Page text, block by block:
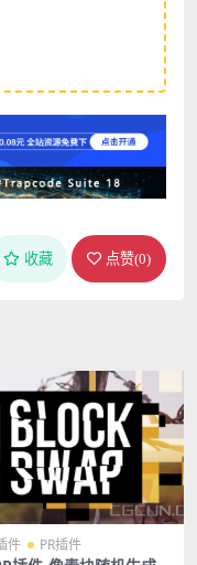
收藏 点赞(0)
件 PR插件